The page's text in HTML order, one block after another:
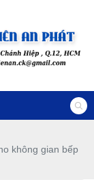
không gian bếp